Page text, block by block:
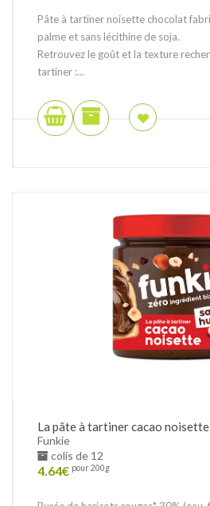
Pâte à tartiner noisette chocolat
palme et sans lécithine de soja.
Retrouvez le goût et la texture
tartiner :...
La pâte à tartiner cacao
Funkie
colis de 12
4.64€ pour 200g